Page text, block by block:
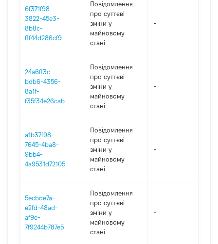
6f371f98-
3822-45e3-
8b8c-
fff44d286cf9
Повідомлення
про суттєві
зміни y
майновому
стані
-
24a6ff3c-
bdb6-4356-
8a1f-
f35f34e26cab
Повідомлення
про суттєві
зміни y
майновому
стані
-
a1b37f98-
7645-4ba8-
9bb4-
4a9531d72105
Повідомлення
про суттєві
зміни y
майновому
стані
-
5ecbde7a-
e2fd-48ad-
af9e-
7f9244b787e5
Повідомлення
про суттєві
зміни y
майновому
стані
-